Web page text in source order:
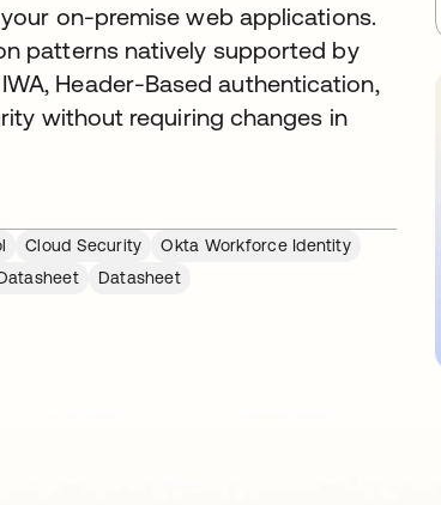
on-premise web applications.
patterns natively supported by
Header-Based authentication,
without requiring changes in
Cloud Security
Okta Workforce Identity
Datasheet